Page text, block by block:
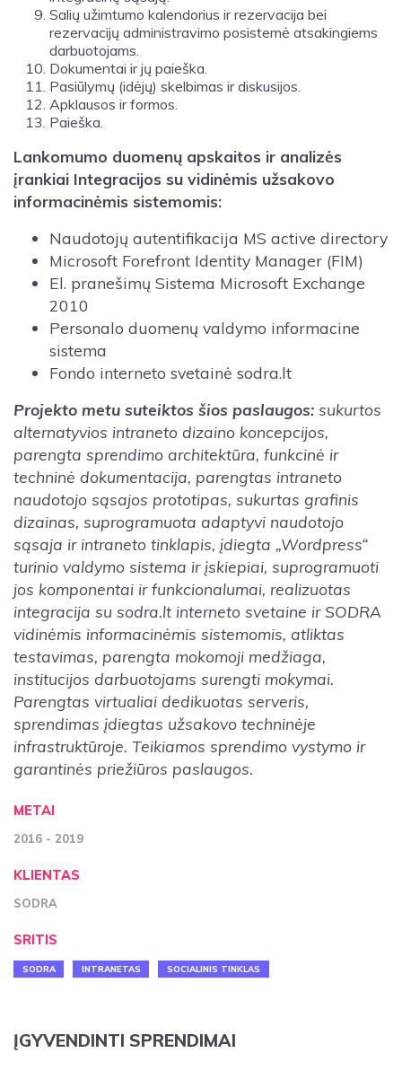
Salių užimtumo kalendorius ir rezervacija bei
rezervacijų administravimo posistemė atsakingiems
darbuotojams.
Dokumentai ir jų paieška.
Pasiūlymų (idėjų) skelbimas ir diskusijos.
Apklausos ir formos.
Paieška.
Lankomumo duomenų apskaitos ir analizės
įrankiai Integracijos su vidinėmis užsakovo
informacinėmis sistemomis:
Naudotojų autentifikacija MS active directory
Microsoft Forefront Identity Manager (FIM)
El. pranešimų Sistema Microsoft Exchange
2010
Personalo duomenų valdymo informacine
sistema
Fondo interneto svetainė sodra.lt
Projekto metu suteiktos šios paslaugos: sukurtos
alternatyvios intraneto dizaino koncepcijos,
parengta sprendimo architektūra, funkcinė ir
techninė dokumentacija, parengtas intraneto
naudotojo sąsajos prototipas, sukurtas grafinis
dizainas, suprogramuota adaptyvi naudotojo
sąsaja ir intraneto tinklapis, įdiegta „Wordpress“
turinio valdymo sistema ir įskiepiai, suprogramuoti
jos komponentai ir funkcionalumai, realizuotas
integracija su sodra.lt interneto svetaine ir SODRA
vidinėmis informacinėmis sistemomis, atliktas
testavimas, parengta mokomoji medžiaga,
institucijos darbuotojams surengti mokymai.
Parengtas virtualiai dedikuotas serveris,
sprendimas įdiegtas užsakovo techninėje
infrastruktūroje. Teikiamos sprendimo vystymo ir
garantinės priežiūros paslaugos.
METAI
2016 - 2019
KLIENTAS
SODRA
SRITIS
SODRA INTRANETAS SOCIALINIS TINKLAS
ĮGYVENDINTI SPRENDIMAI